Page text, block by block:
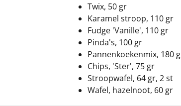
Twix, 50 gr
Karamel stroop, 110 gr
Fudge 'Vanille', 110 gr
Pinda's, 100 gr
Pannenkoekenmix, 180
Chips, 'Ster', 75 gr
Stroopwafel, 64 gr, 2 st
Wafel, hazelnoot, 60 gr